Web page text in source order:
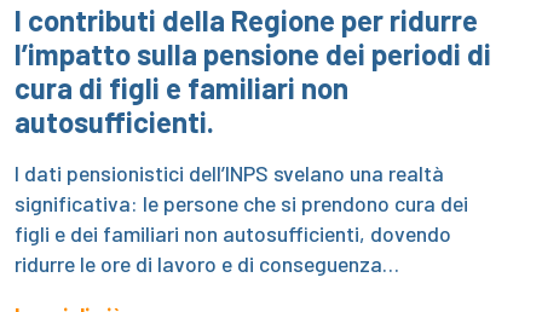
I contributi della Regione per ridurre
l’impatto sulla pensione dei periodi di
cura di figli e familiari non
autosufficienti.
I dati pensionistici dell’INPS svelano una realtà
significativa: le persone che si prendono cura dei
figli e dei familiari non autosufficienti, dovendo
ridurre le ore di lavoro e di conseguenza…